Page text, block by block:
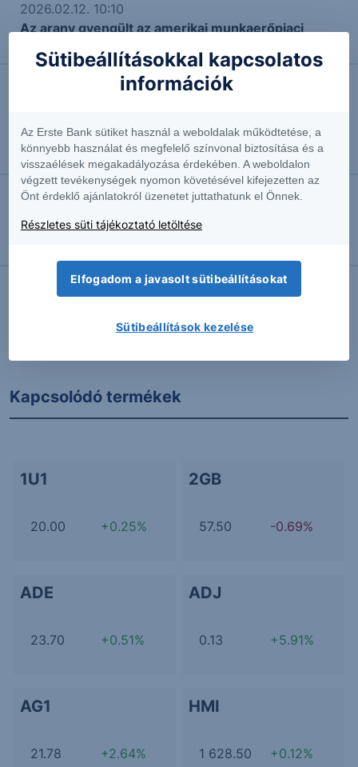
2026.02.12. 10:10
Az arany gyengült az amerikai munkaerőpiaci
ahhoz, hogy megkösse az üzletet a szerbiai NIS
megvásárlásáról
Adatvezérelt MNB-üzemmód – csökkenthet-e az
További Erste elemzések
Kapcsolódó termékek
1U1
20.00 +0.25%
2GB
57.50 -0.69%
ADE
23.70 +0.51%
ADJ
0.13 +5.91%
AG1
21.78 +2.64%
HMI
1 628.50 +0.12%
Sütibeállításokkal kapcsolatos
információk
Az Erste Bank sütiket használ a weboldalak működtetése, a
könnyebb használat és megfelelő színvonal biztosítása és a
visszaélések megakadályozása érdekében. A weboldalon
végzett tevékenységek nyomon követésével kifejezetten az
Önt érdeklő ajánlatokról üzenetet juttathatunk el Önnek.
Részletes süti tájékoztató letöltése
Elfogadom a javasolt sütibeállításokat
Sütibeállítások kezelése